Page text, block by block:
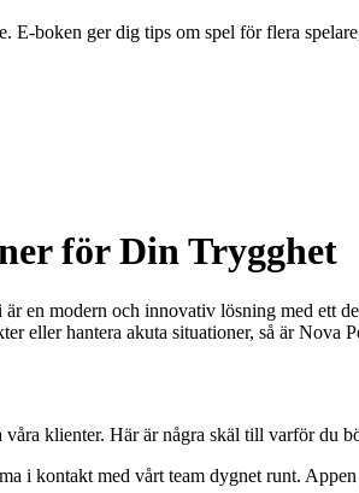
boken ger dig tips om spel för flera
för Din Trygghet
modern och innovativ lösning med ett
eller hantera akuta situationer, så är Nova
klienter. Här är några skäl till varför du
i kontakt med vårt team dygnet runt.